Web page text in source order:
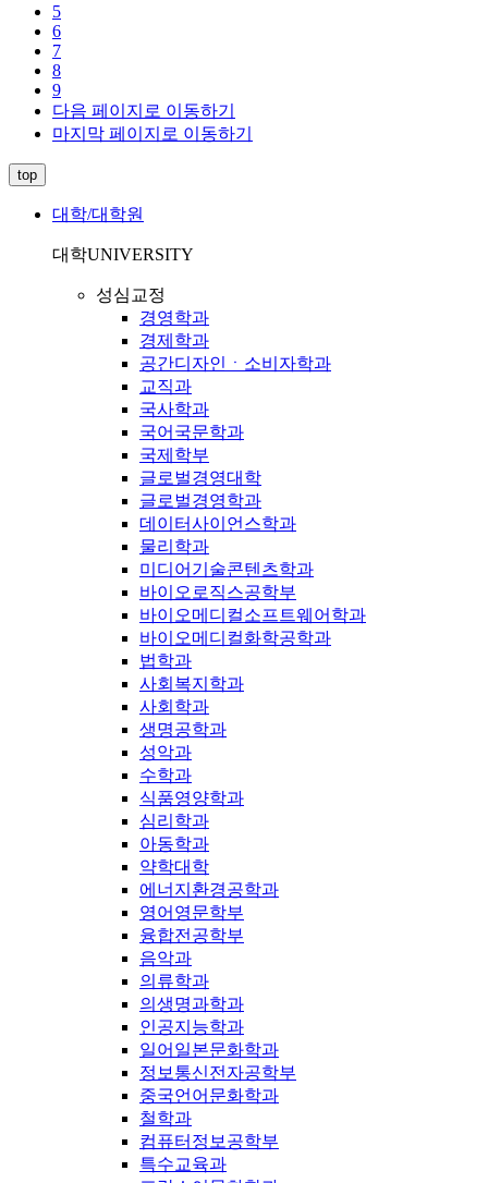
5
6
7
8
9
다음 페이지로 이동하기
마지막 페이지로 이동하기
top
대학/대학원
대학UNIVERSITY
성심교정
경영학과
경제학과
공간디자인ㆍ소비자학과
교직과
국사학과
국어국문학과
국제학부
글로벌경영대학
글로벌경영학과
데이터사이언스학과
물리학과
미디어기술콘텐츠학과
바이오로직스공학부
바이오메디컬소프트웨어학과
바이오메디컬화학공학과
법학과
사회복지학과
사회학과
생명공학과
성악과
수학과
식품영양학과
심리학과
아동학과
약학대학
에너지환경공학과
영어영문학부
융합전공학부
음악과
의류학과
의생명과학과
인공지능학과
일어일본문화학과
정보통신전자공학부
중국언어문화학과
철학과
컴퓨터정보공학부
특수교육과